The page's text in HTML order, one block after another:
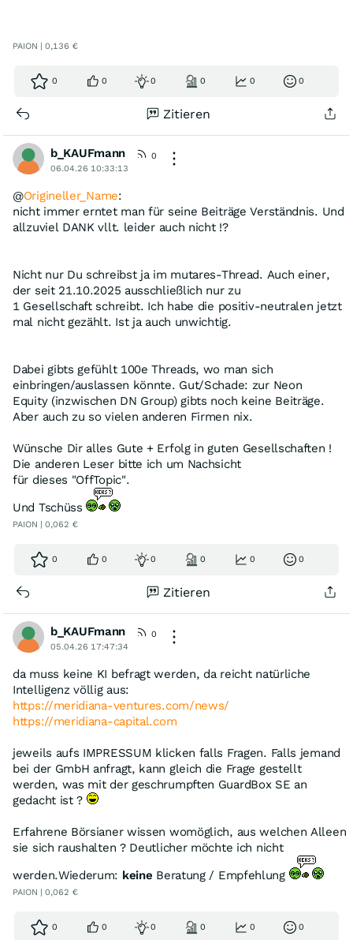
PAION | 0,136 €
0 0 0 0 0 0
Zitieren
b_KAUFmann
0
06.04.26 10:33:13
@Origineller_Name:
nicht immer erntet man für seine Beiträge Verständnis. Und
allzuviel DANK vllt. leider auch nicht !?
Nicht nur Du schreibst ja im mutares-Thread. Auch einer,
der seit 21.10.2025 ausschließlich nur zu
1 Gesellschaft schreibt. Ich habe die positiv-neutralen jetzt
mal nicht gezählt. Ist ja auch unwichtig.
Dabei gibts gefühlt 100e Threads, wo man sich
einbringen/auslassen könnte. Gut/Schade: zur Neon
Equity (inzwischen DN Group) gibts noch keine Beiträge.
Aber auch zu so vielen anderen Firmen nix.
Wünsche Dir alles Gute + Erfolg in guten Gesellschaften !
Die anderen Leser bitte ich um Nachsicht
für dieses "OffTopic".
Und Tschüss
PAION | 0,062 €
0 0 0 0 0 0
Zitieren
b_KAUFmann
0
05.04.26 17:47:34
da muss keine KI befragt werden, da reicht natürliche
Intelligenz völlig aus:
https://meridiana-ventures.com/news/
https://meridiana-capital.com
jeweils aufs IMPRESSUM klicken falls Fragen. Falls jemand
bei der GmbH anfragt, kann gleich die Frage gestellt
werden, was mit der geschrumpften GuardBox SE an
gedacht ist ?
Erfahrene Börsianer wissen womöglich, aus welchen Alleen
sie sich raushalten ? Deutlicher möchte ich nicht
werden.Wiederum: keine Beratung / Empfehlung
PAION | 0,062 €
0 0 0 0 0 0